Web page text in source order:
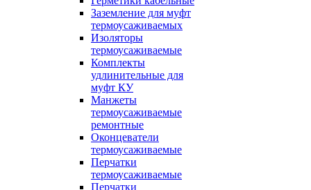
Заземление для муфт
термоусаживаемых
Изоляторы
термоусаживаемые
Комплекты
удлинительные для
муфт КУ
Манжеты
термоусаживаемые
ремонтные
Оконцеватели
термоусаживаемые
Перчатки
термоусаживаемые
Перчатки